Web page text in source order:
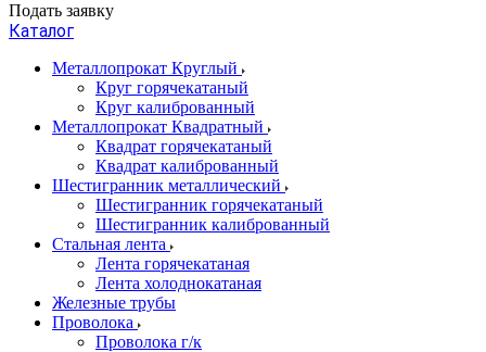
Подать заявку
Каталог
Металлопрокат Круглый
Круг горячекатаный
Круг калиброванный
Металлопрокат Квадратный
Квадрат горячекатаный
Квадрат калиброванный
Шестигранник металлический
Шестигранник горячекатаный
Шестигранник калиброванный
Стальная лента
Лента горячекатаная
Лента холоднокатаная
Железные трубы
Проволока
Проволока г/к